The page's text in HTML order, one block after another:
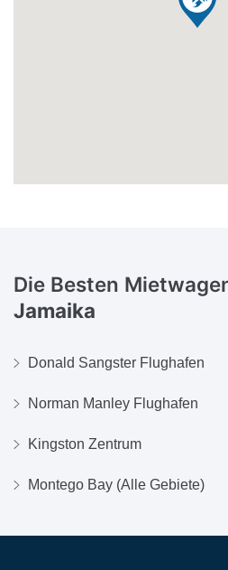
Die Besten
Jamaika
Donald Sangster Flughafen
Norman Manley Flughafen
Kingston Zentrum
Montego Bay (Alle Gebiete)